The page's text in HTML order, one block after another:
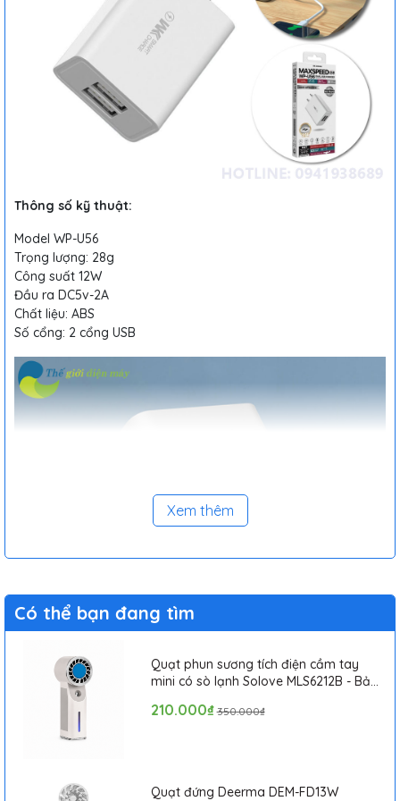
Thông số kỹ thuật:
Model WP-U56
Trọng lượng: 28g
Công suất 12W
Đầu ra DC5v-2A
Chất liệu: ABS
Số cổng: 2 cổng USB
dụng những ổ cắm có kích thước nhỏ thì việc có được một củ
Xem thêm
Có thể bạn đang tìm
Quạt phun sương tích điện cầm tay
mini có sò lạnh Solove MLS6212B - Bảo
210.000₫ 350.000₫
Quạt đứng Deerma DEM-FD13W